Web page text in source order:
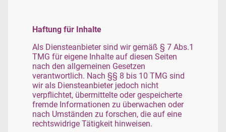
Haftung für Inhalte
Als Diensteanbieter sind wir gemäß § 7 Abs.1
TMG für eigene Inhalte auf diesen Seiten
nach den allgemeinen Gesetzen
verantwortlich. Nach §§ 8 bis 10 TMG sind
wir als Diensteanbieter jedoch nicht
verpflichtet, übermittelte oder gespeicherte
fremde Informationen zu überwachen oder
nach Umständen zu forschen, die auf eine
rechtswidrige Tätigkeit hinweisen.